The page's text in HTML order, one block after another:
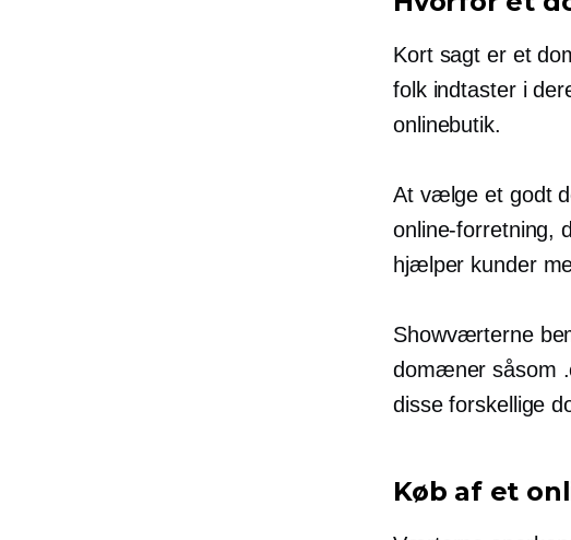
Kort sagt er et
folk indtaster i
onlinebutik.
At vælge et godt
online-forretning,
hjælper kunder
Showværterne
domæner såsom
disse forskellige
Køb af et